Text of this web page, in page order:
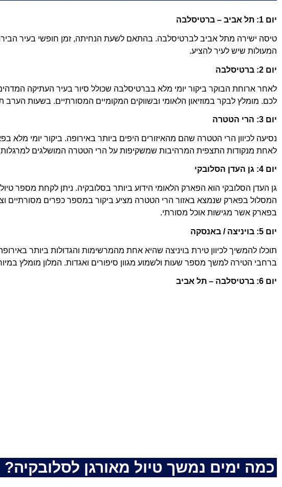
יום 1: תל אביב – ברטיסלבה
טיסה ישירה מתל אביב לברטיסלבה. בהתאם לשעת הנחיתה, זמן חופשי בעיר
המעולות שיש לעיר להציע.
יום 2: ברטיסלבה
לאחר ארוחת הבוקר ביקור יומי מלא בברטיסלבה שכולל סיור בעיר העתיקה
לכם. מומלץ לבקר במוזיאון הלאומי ובשווקים המקומיים המסורתיים. בשעות הערב
יום 3: הרי הטטרה
נסיעה לכיוון הרי הטטרה שהם מהאיזורים היפים ביותר באירופה. ביקור יומי
לאחת מנקודות התצפית המרהיבות שמשקיפות על הרי הטטרה המושלגים
יום 4: גן העדן הסלובקי
גן העדן הסלובקי הוא הפארק הלאומי הידוע ביותר בסלובקיה. ניתן לקחת מספר
המסלול בפארק שנמצא באזור הרי הטטרה מציע ביקור במספר כפרים מסורתיים
בפארק אשר מגישות אוכל מסורתי.
יום 5: בויניצה / באנסקה
תוכלו להמשיך לכיוון טירת בויניצה שהיא אחת מהמרשימות והגדולות ביותר
ברחבי הטירה למשך מספר שעות ולשמוע מגוון סיפורים ואגדות. המלון מומלץ
יום 6: ברטיסלבה – תל אביב
כמה ימים נמשך טיול מאורגן לסלובקיה?